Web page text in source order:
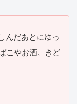
んだあとにゆっ
こやお酒。きど